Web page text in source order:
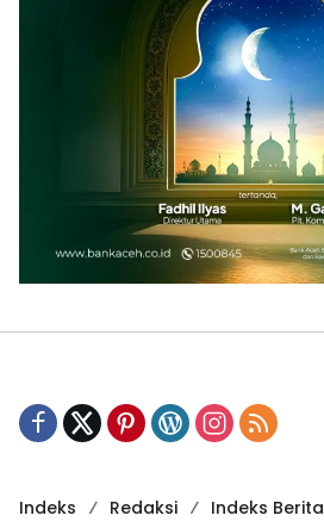
Indeks Redaksi Indeks Berita